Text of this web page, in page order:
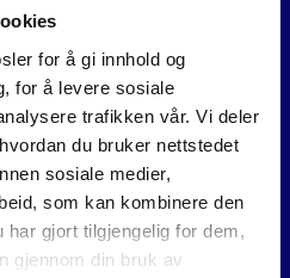
for å gi innhold og
for å levere sosiale
trafikken vår. Vi deler
du bruker nettstedet
sosiale medier,
som kan kombinere den
gjort tilgjengelig for dem,
gjennom din bruk av
,-